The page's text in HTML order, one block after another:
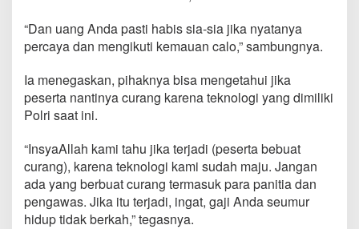
“Dan uang Anda pasti habis sia-sia jika nyatanya
percaya dan mengikuti kemauan calo,” sambungnya.
Ia menegaskan, pihaknya bisa mengetahui jika
peserta nantinya curang karena teknologi yang dimiliki
Polri saat ini.
“InsyaAllah kami tahu jika terjadi (peserta bebuat
curang), karena teknologi kami sudah maju. Jangan
ada yang berbuat curang termasuk para panitia dan
pengawas. Jika itu terjadi, ingat, gaji Anda seumur
hidup tidak berkah,” tegasnya.